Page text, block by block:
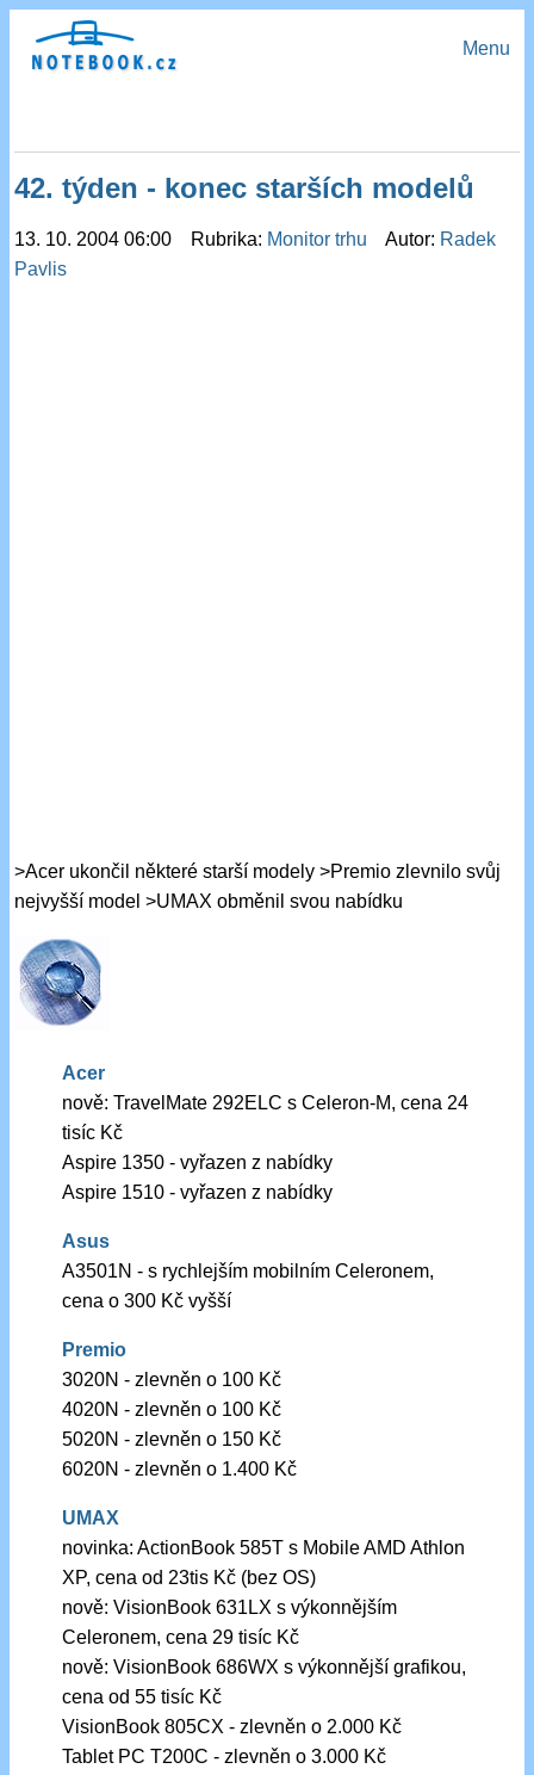
Menu
42. týden - konec starších modelů
13. 10. 2004 06:00 Rubrika: Monitor trhu Autor: Radek
Pavlis
>Acer ukončil některé starší modely >Premio zlevnilo svůj
nejvyšší model >UMAX obměnil svou nabídku
Acer
nově: TravelMate 292ELC s Celeron-M, cena 24
tisíc Kč
Aspire 1350 - vyřazen z nabídky
Aspire 1510 - vyřazen z nabídky
Asus
A3501N - s rychlejším mobilním Celeronem,
cena o 300 Kč vyšší
Premio
3020N - zlevněn o 100 Kč
4020N - zlevněn o 100 Kč
5020N - zlevněn o 150 Kč
6020N - zlevněn o 1.400 Kč
UMAX
novinka: ActionBook 585T s Mobile AMD Athlon
XP, cena od 23tis Kč (bez OS)
nově: VisionBook 631LX s výkonnějším
Celeronem, cena 29 tisíc Kč
nově: VisionBook 686WX s výkonnější grafikou,
cena od 55 tisíc Kč
VisionBook 805CX - zlevněn o 2.000 Kč
Tablet PC T200C - zlevněn o 3.000 Kč